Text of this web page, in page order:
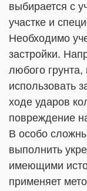
выбирается с
участке и
Необходимо
застройки.
любого грунта,
использовать
ходе ударов
повреждение
В особо
выполнить
имеющими
применяет